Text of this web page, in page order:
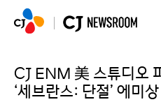
CJ ENM 美 스튜디오
‘세브란스: 단절’ 에미